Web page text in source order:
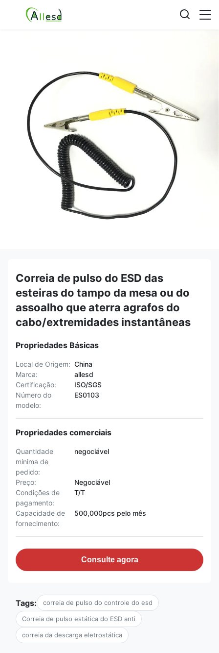
Correia de pulso do ESD das
esteiras do tampo da mesa ou do
assoalho que aterra agrafos do
cabo/extremidades instantâneas
Propriedades Básicas
Local de Origem: China
Marca:
allesd
Certificação:
ISO/SGS
Número do
modelo:
ES0103
Propriedades comerciais
Quantidade
mínima de
pedido:
negociável
Preço:
Negociável
Condições de
pagamento:
T/T
Capacidade de
fornecimento:
500,000pcs pelo mês
Consulte agora
Tags: correia de pulso do controle do esd
Correia de pulso estática do ESD anti
correia da descarga eletrostática